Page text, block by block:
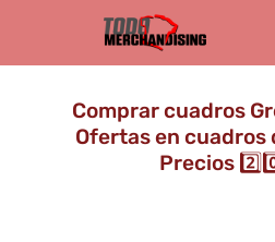
Comprar cuadros
Ofertas en cuadros
Precios